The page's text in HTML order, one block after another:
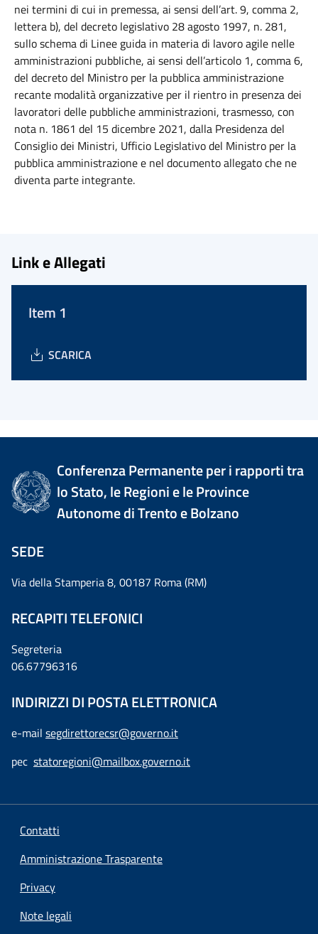
nei termini di cui in premessa, ai sensi dell’art. 9, comma 2,
lettera b), del decreto legislativo 28 agosto 1997, n. 281,
sullo schema di Linee guida in materia di lavoro agile nelle
amministrazioni pubbliche, ai sensi dell’articolo 1, comma 6,
del decreto del Ministro per la pubblica amministrazione
recante modalità organizzative per il rientro in presenza dei
lavoratori delle pubbliche amministrazioni, trasmesso, con
nota n. 1861 del 15 dicembre 2021, dalla Presidenza del
Consiglio dei Ministri, Ufficio Legislativo del Ministro per la
pubblica amministrazione e nel documento allegato che ne
diventa parte integrante.
Link e Allegati
Item 1
SCARICA
Conferenza Permanente per i rapporti tra
lo Stato, le Regioni e le Province
Autonome di Trento e Bolzano
SEDE
Via della Stamperia 8, 00187 Roma (RM)
RECAPITI TELEFONICI
Segreteria
06.67796316
INDIRIZZI DI POSTA ELETTRONICA
e-mail segdirettorecsr@governo.it
pec statoregioni@mailbox.governo.it
Contatti
Amministrazione Trasparente
Privacy
Note legali